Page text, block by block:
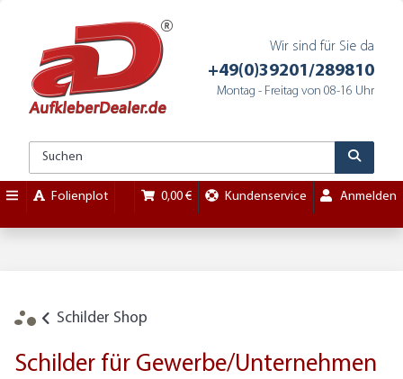
Wir sind für Sie da
+49(0)39201/289810
Montag - Freitag von 08-16 Uhr
Folienplot 0,00 € Kundenservice Anmelden
Schilder Shop
Schilder für Gewerbe/Unternehmen